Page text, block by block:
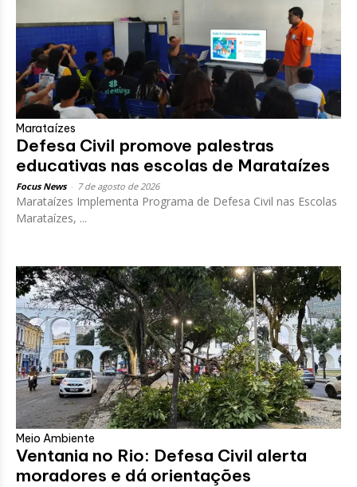
Marataízes
Defesa Civil promove palestras
educativas nas escolas de Marataízes
Focus News 7 de agosto de 2026
Marataízes Implementa Programa de Defesa Civil nas Escolas
Marataízes, ...
Meio Ambiente
Ventania no Rio: Defesa Civil alerta
moradores e dá orientações